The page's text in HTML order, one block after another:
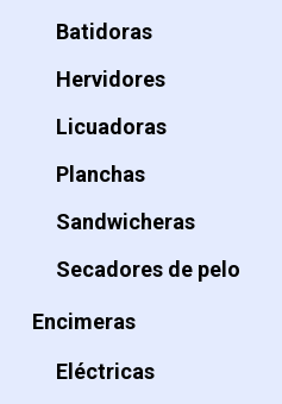
Batidoras
Hervidores
Licuadoras
Planchas
Sandwicheras
Secadores de pelo
Encimeras
Eléctricas